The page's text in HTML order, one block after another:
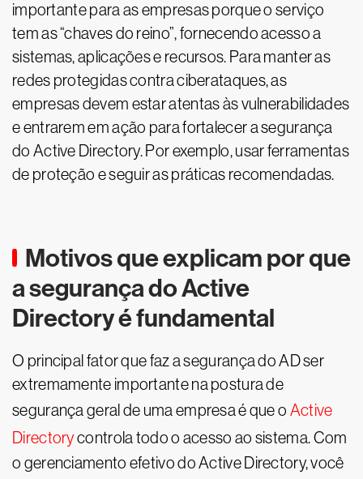
importante para as empresas porque o serviço
tem as “chaves do reino”, fornecendo acesso a
sistemas, aplicações e recursos. Para manter as
redes protegidas contra ciberataques, as
empresas devem estar atentas às vulnerabilidades
e entrarem em ação para fortalecer a segurança
do Active Directory. Por exemplo, usar ferramentas
de proteção e seguir as práticas recomendadas.
Motivos que explicam por que
a segurança do Active
Directory é fundamental
O principal fator que faz a segurança do AD ser
extremamente importante na postura de
segurança geral de uma empresa é que o Active
Directorycontrola todo o acesso ao sistema. Com
o gerenciamento efetivo do Active Directory, você